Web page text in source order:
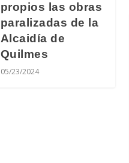
propios las obras
paralizadas de la
Alcaidía de
Quilmes
05/23/2024